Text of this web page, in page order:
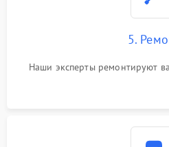
5.
Наши эксперты ремонтируют